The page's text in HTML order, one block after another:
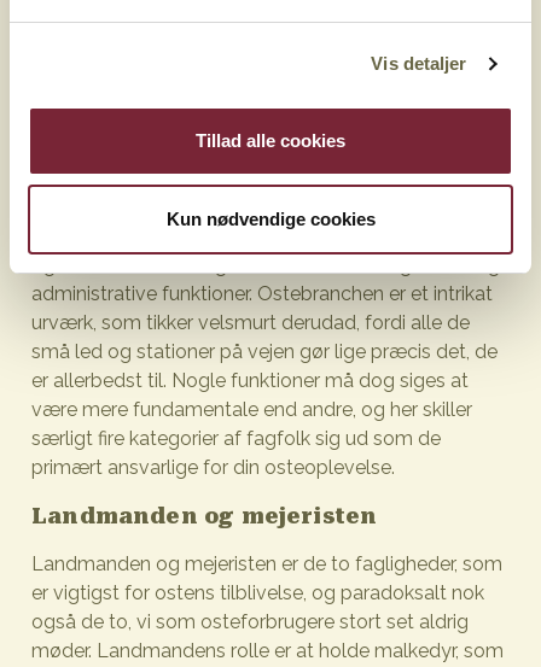
Vis detaljer
Tillad alle cookies
Kun nødvendige cookies
de rammer tallerkenerne. En ofte overset
så må vi heller ikke glemme kontorfolket, hvis rolle
det er at supportere alle mejeriindustriens processer
fra landbrug over produktudvikling og produktion til
miljø, lovgivning, ledelse, økonomi, salg, marketing, pr
administrative funktioner. Ostebranchen er et intrikat
urværk, som tikker velsmurt derudad, fordi alle de
små led og stationer på vejen gør lige præcis det, de
er allerbedst til. Nogle funktioner må dog siges at
være mere fundamentale end andre, og her skiller
særligt fire kategorier af fagfolk sig ud som de
primært ansvarlige for din osteoplevelse.
Landmanden og mejeristen
Landmanden og mejeristen er de to fagligheder, som
er vigtigst for ostens tilblivelse, og paradoksalt nok
også de to, vi som osteforbrugere stort set aldrig
møder. Landmandens rolle er at holde malkedyr, som